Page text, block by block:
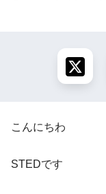
こんにちわ
STEDです